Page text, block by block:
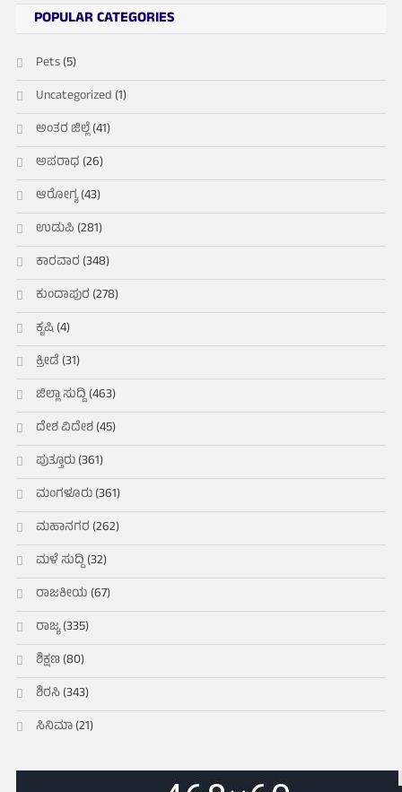
POPULAR CATEGORIES
Pets(5)
Uncategorized (1)
ಅಂತರ ಜಿಲ್ಲೆ(41)
ಅಪರಾಧ (26)
ಆರೋಗ್ಯ(43)
ಉಡುಪಿ (281)
ಕಾರವಾರ (348)
ಕುಂದಾಪುರ (278)
ಕೃಷಿ(4)
ಕ್ರೀಡೆ (31)
ಜಿಲ್ಲಾ ಸುದ್ದಿ(463)
ದೇಶ ವಿದೇಶ(45)
ಪುತ್ತೂರು(361)
ಮಂಗಳೂರು(361)
ಮಹಾನಗರ (262)
ಮಳೆ ಸುದ್ದಿ(32)
ರಾಜಕೀಯ (67)
ರಾಜ್ಯ(335)
ಶಿಕ್ಷಣ(80)
ಶಿರಸಿ (343)
ಸಿನಿಮಾ(21)